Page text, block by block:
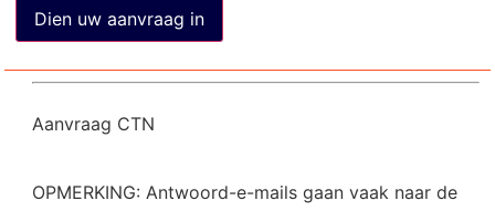
Aanvraag CTN
OPMERKING: Antwoord-e-mails gaan vaak naar de